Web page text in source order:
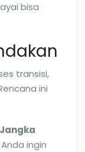
bisa
transisi,
ini
ingin